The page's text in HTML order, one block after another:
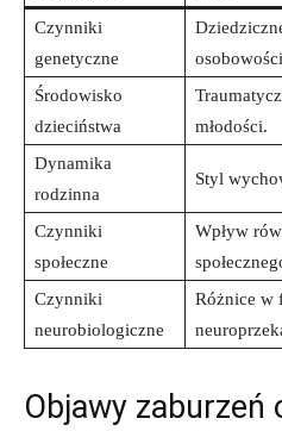
Czynniki
genetyczne
Środowisko
dzieciństwa
młodości.
Dynamika
rodzinna
Styl
Czynniki
społeczne
Wpływ
Czynniki
neurobiologiczne
Różnice⁢ w
Objawy ⁢zaburzeń